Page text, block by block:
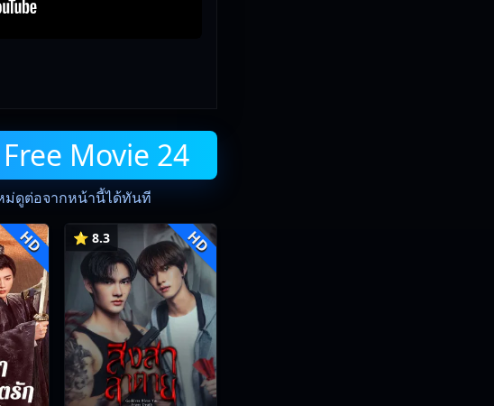
Movie 24
หม่ดูต่อจากหน้านี้ได้ทันที
HD ⭐ 8.3 HD